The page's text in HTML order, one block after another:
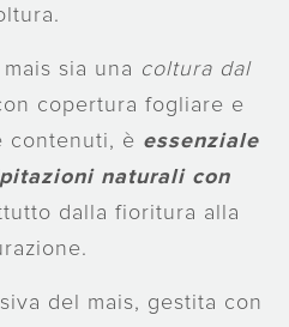
sia una coltura dal
copertura fogliare e
contenuti, è essenziale
naturali con
dalla fioritura alla
del mais, gestita con